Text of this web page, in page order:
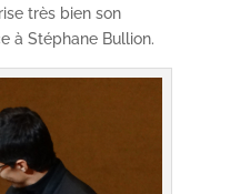
très bien son
à Stéphane Bullion.